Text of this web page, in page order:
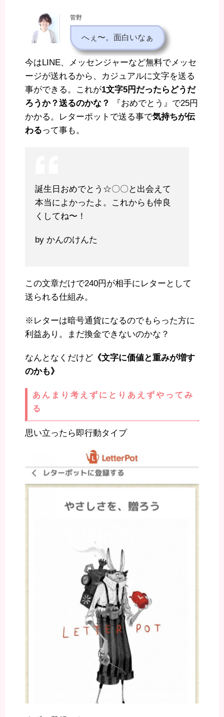
菅野
へぇ〜。面白いなぁ
今はLINE、メッセンジャーなど無料でメッセ
ージが送れるから、カジュアルに文字を送る
事ができる。これが1文字5円だったらどうだ
ろうか？送るのかな？
『おめでとう』で25円
かかる。レターポットで送る事で気持ちが伝
わるって事も。
誕生日おめでとう☆〇〇と出会えて
本当によかったよ。これからも仲良
くしてね〜！
by かんのけんた
この文章だけで240円が相手にレターとして
送られる仕組み。
※レターは暗号通貨になるのでもらった方に
利益あり。まだ換金できないのかな？
なんとなくだけど 《文字に価値と重みが増す
のかも》
あんまり考えずにとりあえずやってみ
る
思い立ったら即行動タイプ